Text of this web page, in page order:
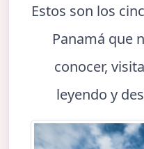
Estos son los
Panamá que
conocer,
leyendo y